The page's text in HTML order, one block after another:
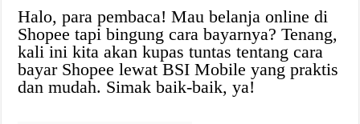
Halo, para pembaca! Mau belanja online di
Shopee tapi bingung cara bayarnya? Tenang,
kali ini kita akan kupas tuntas tentang cara
bayar Shopee lewat BSI Mobile yang praktis
dan mudah. Simak baik-baik, ya!